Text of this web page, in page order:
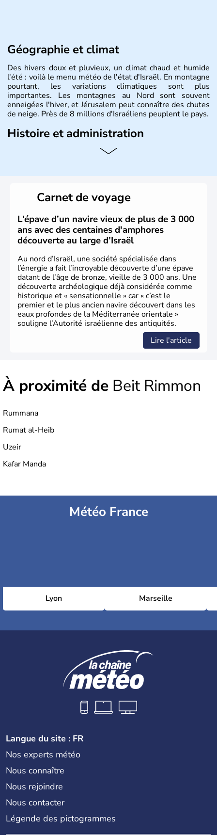
Géographie et climat
Des hivers doux et pluvieux, un climat chaud et humide
l'été : voilà le menu météo de l'état d'Israël. En montagne
pourtant, les variations climatiques sont plus
importantes. Les montagnes au Nord sont souvent
enneigées l'hiver, et Jérusalem peut connaître des chutes
de neige. Près de 8 millions d'Israéliens peuplent le pays.
Histoire et administration
L'Israël est un état de la partie est de la Méditerranée,
vrai essor économique dans le domaine des nouvelles
Carnet de voyage
L’épave d’un navire vieux de plus de 3 000
ans avec des centaines d'amphores
découverte au large d’Israël
Au nord d’Israël, une société spécialisée dans
l’énergie a fait l’incroyable découverte d’une épave
datant de l’âge de bronze, vieille de 3 000 ans. Une
découverte archéologique déjà considérée comme
historique et « sensationnelle » car « c’est le
premier et le plus ancien navire découvert dans les
eaux profondes de la Méditerranée orientale »
souligne l’Autorité israélienne des antiquités.
Lire l'article
À proximité de Beit Rimmon
Rummana
Rumat al-Heib
Uzeir
Kafar Manda
Météo France
Lyon Marseille
Langue du site : FR
Nos experts météo
Nous connaître
Nous rejoindre
Nous contacter
Légende des pictogrammes